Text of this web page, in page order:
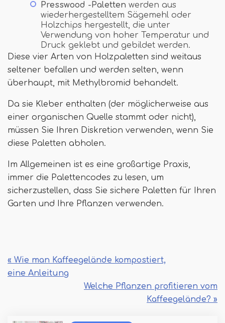
Presswood -Paletten werden aus
wiederhergestelltem Sägemehl oder
Holzchips hergestellt, die unter
Verwendung von hoher Temperatur und
Druck geklebt und gebildet werden.
Diese vier Arten von Holzpaletten sind weitaus
seltener befallen und werden selten, wenn
überhaupt, mit Methylbromid behandelt.
Da sie Kleber enthalten (der möglicherweise aus
einer organischen Quelle stammt oder nicht),
müssen Sie Ihren Diskretion verwenden, wenn Sie
diese Paletten abholen.
Im Allgemeinen ist es eine großartige Praxis,
immer die Palettencodes zu lesen, um
sicherzustellen, dass Sie sichere Paletten für Ihren
Garten und Ihre Pflanzen verwenden.
« Wie man Kaffeegelände kompostiert,
eine Anleitung
Welche Pflanzen profitieren vom
Kaffeegelände? »